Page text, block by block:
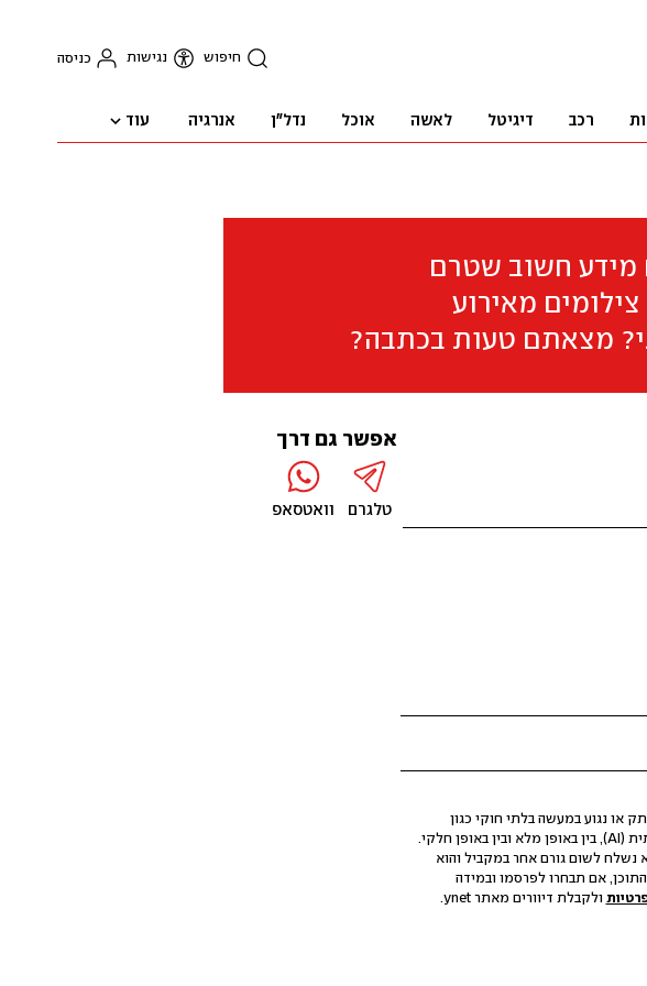
חיפוש נגישות כניסה
רכב דיגיטל לאשה אוכל נדל"ן אנרגיה עוד
מידע חשוב שטרם
מאירוע
מצאתם טעות בכתבה?
או נגוע במעשה בלתי חוקי כגון
הסגת גבול ופגיעה בפרטיות. התוכן לא הופק, לא נערך ולא עבר כל עיבוד באמצעות בינה מלאכותית (AI), בין באופן מלא ובין באופן חלקי.
נשלח לשום גורם אחר במקביל והוא
אם תבחרו לפרסמו ובמידה
ולקבלת דיוורים מאתר ynet.
אפשר גם דרך
טלגרם וואטסאפ